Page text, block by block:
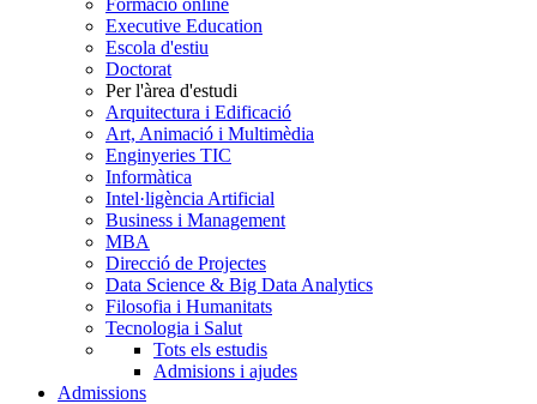
Formació online
Executive Education
Escola d'estiu
Doctorat
Per l'àrea d'estudi
Arquitectura i Edificació
Art, Animació i Multimèdia
Enginyeries TIC
Informàtica
Intel·ligència Artificial
Business i Management
MBA
Direcció de Projectes
Data Science & Big Data Analytics
Filosofia i Humanitats
Tecnologia i Salut
Tots els estudis
Admisions i ajudes
Admissions